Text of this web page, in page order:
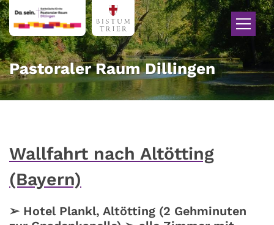
Zum Inhalt springen
Pastoraler Raum Dillingen
Wallfahrt nach Altötting
(Bayern)
➢ Hotel Plankl, Altötting (2 Gehminuten